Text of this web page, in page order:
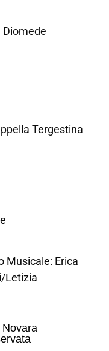
Diomede
Tergestina
Musicale: Erica
Letizia